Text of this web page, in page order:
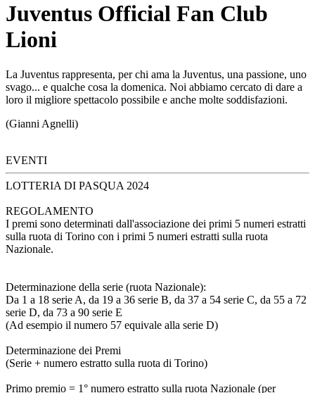
Juventus Official Fan Club
Lioni
La Juventus rappresenta, per chi ama la Juventus, una passione, uno
svago... e qualche cosa la domenica. Noi abbiamo cercato di dare a
loro il migliore spettacolo possibile e anche molte soddisfazioni.
(Gianni Agnelli)
EVENTI
LOTTERIA DI PASQUA 2024
REGOLAMENTO
I premi sono determinati dall'associazione dei primi 5 numeri estratti
sulla ruota di Torino con i primi 5 numeri estratti sulla ruota
Nazionale.
Determinazione della serie (ruota Nazionale):
Da 1 a 18 serie A, da 19 a 36 serie B, da 37 a 54 serie C, da 55 a 72
serie D, da 73 a 90 serie E
(Ad esempio il numero 57 equivale alla serie D)
Determinazione dei Premi
(Serie + numero estratto sulla ruota di Torino)
Primo premio = 1° numero estratto sulla ruota Nazionale (per